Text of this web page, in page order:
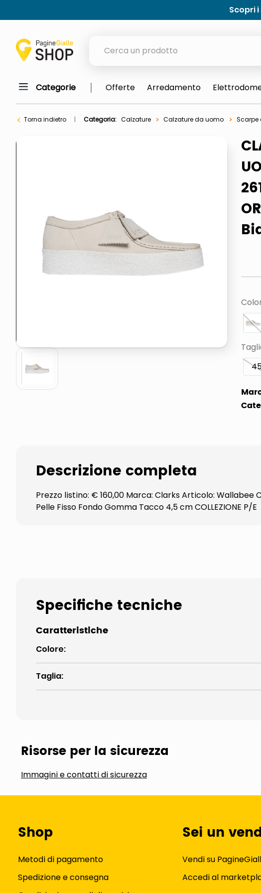
Scopri
orologio parete
italia independent occhiali sole 0703
lucidatrice pavimenti
pattumiera raccolta differenziata
asciuga capelli spazzola
Categorie Offerte Arredamento
Torna indietro Categoria: Calzature Calzature da uomo Scarpe
45
Descrizione completa
Prezzo listino: € 160,00 Marca: Clarks Articolo:
Pelle Fisso Fondo Gomma Tacco 4,5 cm COLLEZIONE P/
Specifiche tecniche
Caratteristiche
Colore:
Taglia:
Risorse per la sicurezza
Immagini e contatti di sicurezza
Shop
Metodi di pagamento
Spedizione e consegna
Sei un
Vendi su
Accedi al